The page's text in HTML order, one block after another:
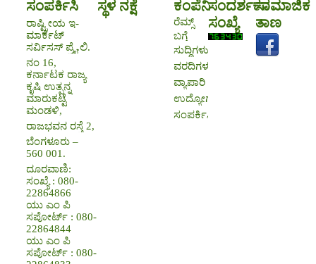
ಸಂಪರ್ಕಿಸಿ
ರಾಷ್ಟ್ರೀಯ ಇ-
ಮಾರ್ಕೆಟ್
ಸರ್ವಿಸಸ್ ಪ್ರೈ.ಲಿ.
ನಂ 16,
ಕರ್ನಾಟಕ ರಾಜ್ಯ
ಕೃಷಿ ಉತ್ಪನ್ನ
ಮಾರುಕಟ್ಟೆ
ಮಂಡಳಿ,
ರಾಜಭವನ ರಸ್ತೆ 2,
ಬೆಂಗಳೂರು –
560 001.
ದೂರವಾಣಿ:
ಸಂಖ್ಯೆ : 080-
22864866
ಯು ಎಂ ಪಿ
ಸಪೋರ್ಟ್ : 080-
22864844
ಯು ಎಂ ಪಿ
ಸಪೋರ್ಟ್ : 080-
ಸ್ಥಳ ನಕ್ಷೆ ಕಂಪೆನಿ
ರೆಮ್ಸ್
ಬಗ್ಗೆ
ಸುದ್ದಿಗಳು
ವರದಿಗಳು
ವ್ಯಾಪಾರಿ
ಉದ್ಯೋಗಾವಕಾಶಗಳು
ಸಂಪರ್ಕಿಸಿ
ಸಂದರ್ಶಕರ
ಸಂಖ್ಯೆ
ಸಾಮಾಜಿಕ
ತಾಣ